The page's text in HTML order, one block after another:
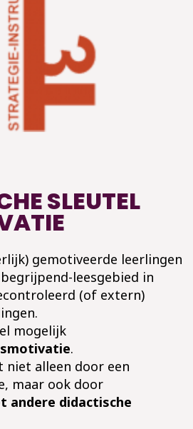
SLEUTEL
gemotiveerde leerlingen
leesgebied in
(of extern)
mogelijk
.
alleen door een
maar ook door
andere didactische